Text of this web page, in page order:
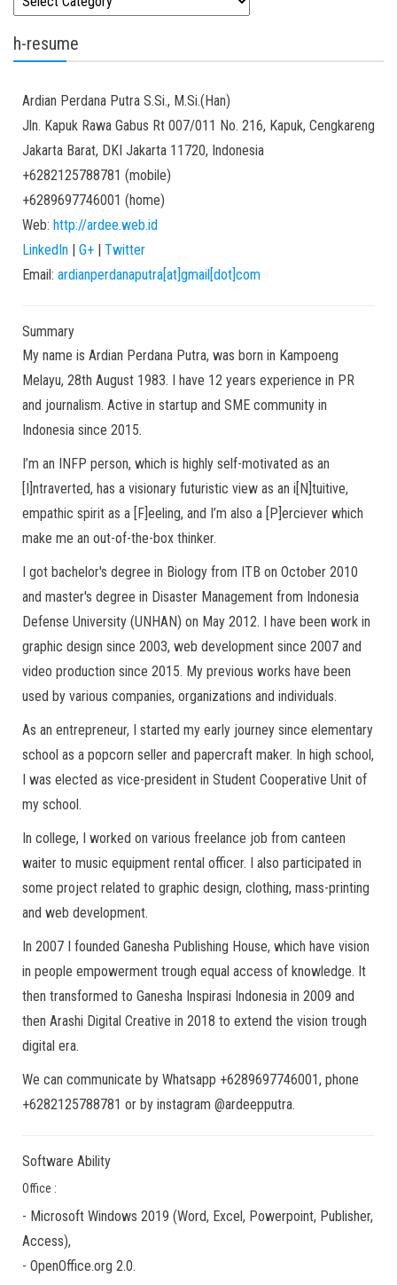
h-resume
Ardian Perdana Putra S.Si., M.Si.(Han)
Jln. Kapuk Rawa Gabus Rt 007/011 No. 216, Kapuk, Cengkareng
Jakarta Barat, DKI Jakarta 11720, Indonesia
+6282125788781 (mobile)
+6289697746001 (home)
Web: http://ardee.web.id
LinkedIn | G+ | Twitter
Email: ardianperdanaputra[at]gmail[dot]com
Summary
My name is Ardian Perdana Putra, was born in Kampoeng
Melayu, 28th August 1983. I have 12 years experience in PR
and journalism. Active in startup and SME community in
Indonesia since 2015.
I’m an INFP person, which is highly self-motivated as an
[I]ntraverted, has a visionary futuristic view as an i[N]tuitive,
empathic spirit as a [F]eeling, and I’m also a [P]erciever which
make me an out-of-the-box thinker.
I got bachelor's degree in Biology from ITB on October 2010
and master's degree in Disaster Management from Indonesia
Defense University (UNHAN) on May 2012. I have been work in
graphic design since 2003, web development since 2007 and
video production since 2015. My previous works have been
used by various companies, organizations and individuals.
As an entrepreneur, I started my early journey since elementary
school as a popcorn seller and papercraft maker. In high school,
I was elected as vice-president in Student Cooperative Unit of
my school.
In college, I worked on various freelance job from canteen
waiter to music equipment rental officer. I also participated in
some project related to graphic design, clothing, mass-printing
and web development.
In 2007 I founded Ganesha Publishing House, which have vision
in people empowerment trough equal access of knowledge. It
then transformed to Ganesha Inspirasi Indonesia in 2009 and
then Arashi Digital Creative in 2018 to extend the vision trough
digital era.
We can communicate by Whatsapp +6289697746001, phone
+6282125788781 or by instagram @ardeepputra.
Software Ability
Office :
- Microsoft Windows 2019 (Word, Excel, Powerpoint, Publisher,
Access),
- OpenOffice.org 2.0.